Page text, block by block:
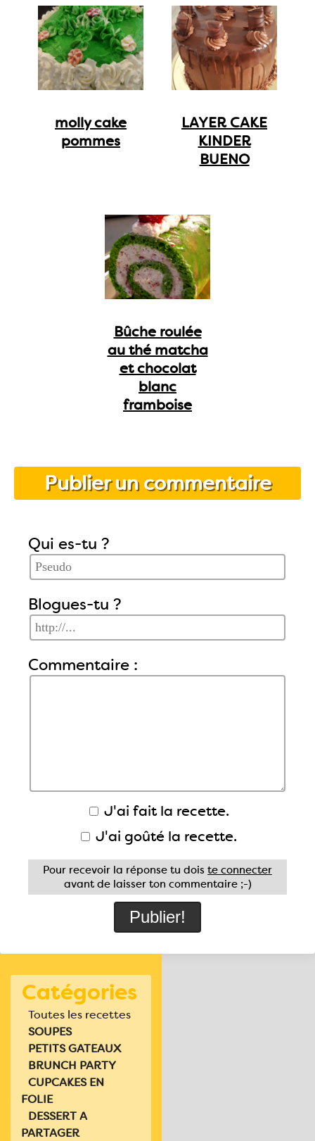
Catégories
Toutes les recettes
SOUPES
PETITS GATEAUX
BRUNCH PARTY
CUPCAKES EN
FOLIE
DESSERT A
PARTAGER
molly cake
pommes
LAYER CAKE
KINDER
BUENO
Bûche roulée
au thé matcha
et chocolat
blanc
framboise
Publier un commentaire
Qui es-tu ?
Blogues-tu ?
Commentaire :
J'ai fait la recette.
J'ai goûté la recette.
Pour recevoir la réponse tu dois te connecter
avant de laisser ton commentaire ;-)